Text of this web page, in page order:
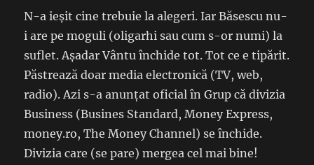
N-a ieșit cine trebuie la alegeri. Iar Băsescu nu-
i are pe moguli (oligarhi sau cum s-or numi) la
suflet. Așadar Vântu închide tot. Tot ce e tipărit.
Păstrează doar media electronică (TV, web,
radio). Azi s-a anunțat oficial în Grup că divizia
Business (Busines Standard, Money Express,
money.ro, The Money Channel) se închide.
Divizia care (se pare) mergea cel mai bine!